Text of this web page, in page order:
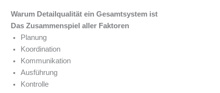
Warum Detailqualität ein Gesamtsystem ist
Das Zusammenspiel aller Faktoren
Planung
Koordination
Kommunikation
Ausführung
Kontrolle